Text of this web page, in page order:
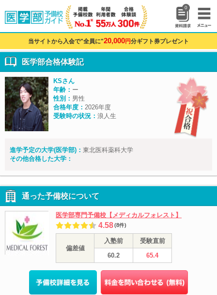
0
当サイトから入会で"全員に"20,000円分ギフト券プレゼント
医学部合格体験記
KSさん
年齢： ー
性別： 男性
合格年度： 2026年度
受験時の状況： 浪人生
進学予定の大学(医学部)： 東北医科薬科大学
その他合格した大学：
通った予備校について
医学部専門予備校【メディカルフォレスト】
4.58(8件)
偏差値
入塾前
受験直前
60.2
65.4